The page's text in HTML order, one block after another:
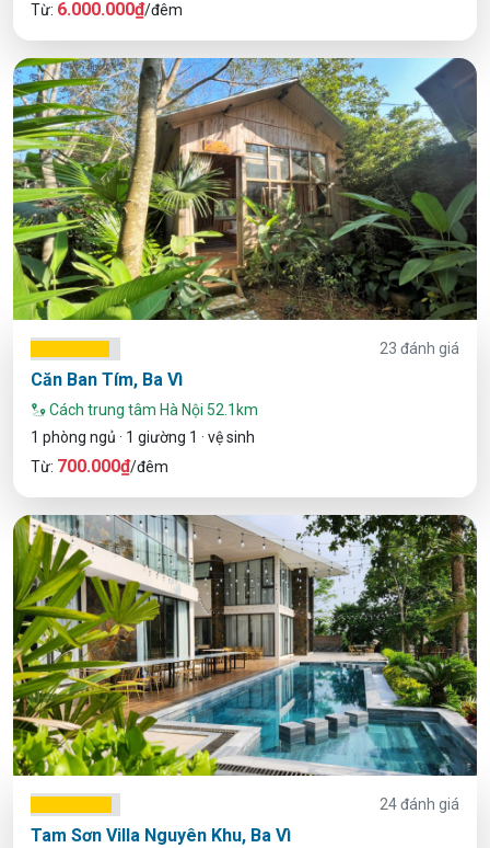
Từ: 6.000.000₫/đêm
23 đánh giá
Căn Ban Tím, Ba Vì
Cách trung tâm Hà Nội 52.1km
1 phòng ngủ · 1 giường 1 · vệ sinh
Từ: 700.000₫/đêm
24 đánh giá
Tam Sơn Villa Nguyên Khu, Ba Vì